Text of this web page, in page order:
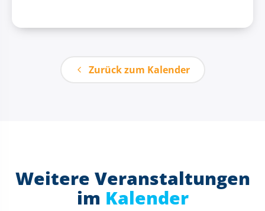
Zurück zum Kalender
Weitere Veranstaltungen
im Kalender